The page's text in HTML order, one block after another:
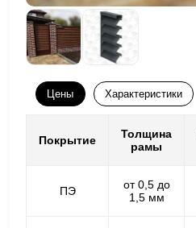
Цены Характеристики
Покрытие
Толщина
рамы
ПЭ
от 0,5 до
1,5 мм